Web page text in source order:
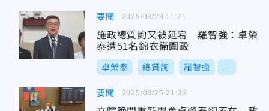
要聞
施政總質詢又被延宕 羅智強：卓榮
泰遭51名錦衣衛圍毆
卓榮泰 總質詢 羅智強
2025/03/28 11:21
要聞 2025/03/25 21:32